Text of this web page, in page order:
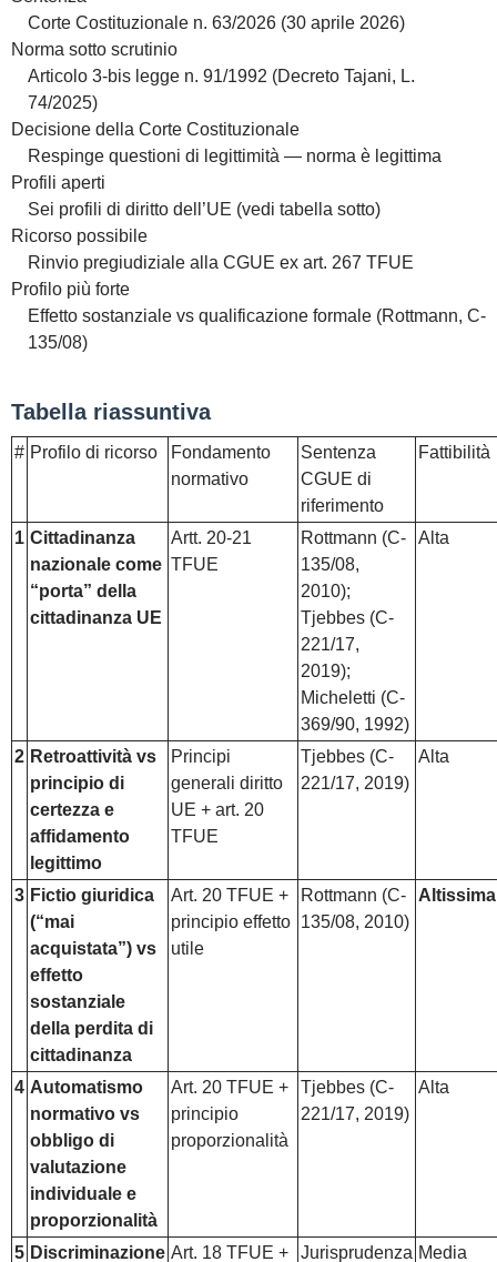
Corte Costituzionale n. 63/2026 (30 aprile 2026)
Norma sotto scrutinio
Articolo 3-bis legge n. 91/1992 (Decreto Tajani, L.
74/2025)
Decisione della Corte Costituzionale
Respinge questioni di legittimità — norma è legittima
Profili aperti
Sei profili di diritto dell’UE (vedi tabella sotto)
Ricorso possibile
Rinvio pregiudiziale alla CGUE ex art. 267 TFUE
Profilo più forte
Effetto sostanziale vs qualificazione formale (Rottmann, C-
135/08)
Tabella riassuntiva
# Profilo di ricorso
Fondamento
normativo
Sentenza
CGUE di
riferimento
Fattibilità
1 Cittadinanza
nazionale come
“porta” della
cittadinanza UE
Artt. 20-21
TFUE
Rottmann (C-
135/08,
2010);
Tjebbes (C-
221/17,
2019);
Micheletti (C-
369/90, 1992)
Alta
2 Retroattività vs
principio di
certezza e
affidamento
legittimo
Principi
generali diritto
UE + art. 20
TFUE
Tjebbes (C-
221/17, 2019)
Alta
3 Fictio giuridica
(“mai
acquistata”) vs
effetto
sostanziale
della perdita di
cittadinanza
Art. 20 TFUE +
principio effetto
utile
Rottmann (C-
135/08, 2010)
Altissima
4 Automatismo
normativo vs
obbligo di
valutazione
individuale e
proporzionalità
Art. 20 TFUE +
principio
proporzionalità
Tjebbes (C-
221/17, 2019)
Alta
5 Discriminazione Art. 18 TFUE + Jurisprudenza Media